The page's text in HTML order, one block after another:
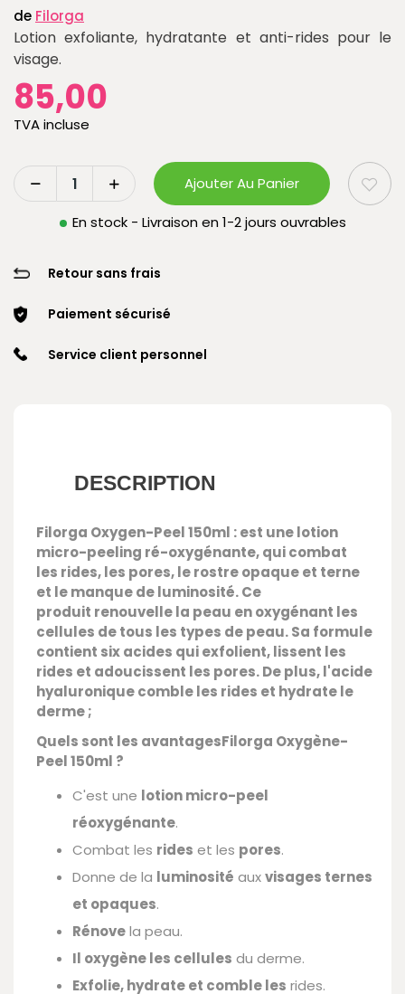
de Filorga
Lotion exfoliante, hydratante et anti-rides pour le
visage.
85,00
TVA incluse
Ajouter Au Panier
En stock - Livraison en 1-2 jours ouvrables
Retour sans frais
Paiement sécurisé
Service client personnel
DESCRIPTION
Filorga Oxygen-Peel 150ml :est unelotion
micro-peeling ré-oxygénante,qui combat
les rides, les pores, le rostreopaque et terne
et le manque de luminosité. Ce
produit renouvelle la peau en oxygénant les
cellules detous les types de peau. Sa formule
contient sixacides qui exfolient, lissent les
rides et adoucissent les pores.De plus, l'acide
hyaluronique comble les rides et hydrate le
derme ;
Quels sont les avantagesFilorga Oxygène-
Peel 150ml ?
C'est une lotion micro-peel
réoxygénante.
Combat les rides et les pores.
Donne de la luminosité auxvisages ternes
et opaques.
Rénovela peau.
Il oxygène les cellules du derme.
Exfolie, hydrate et comble les rides.